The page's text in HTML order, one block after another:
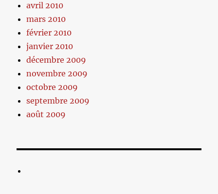
avril 2010
mars 2010
février 2010
janvier 2010
décembre 2009
novembre 2009
octobre 2009
septembre 2009
août 2009